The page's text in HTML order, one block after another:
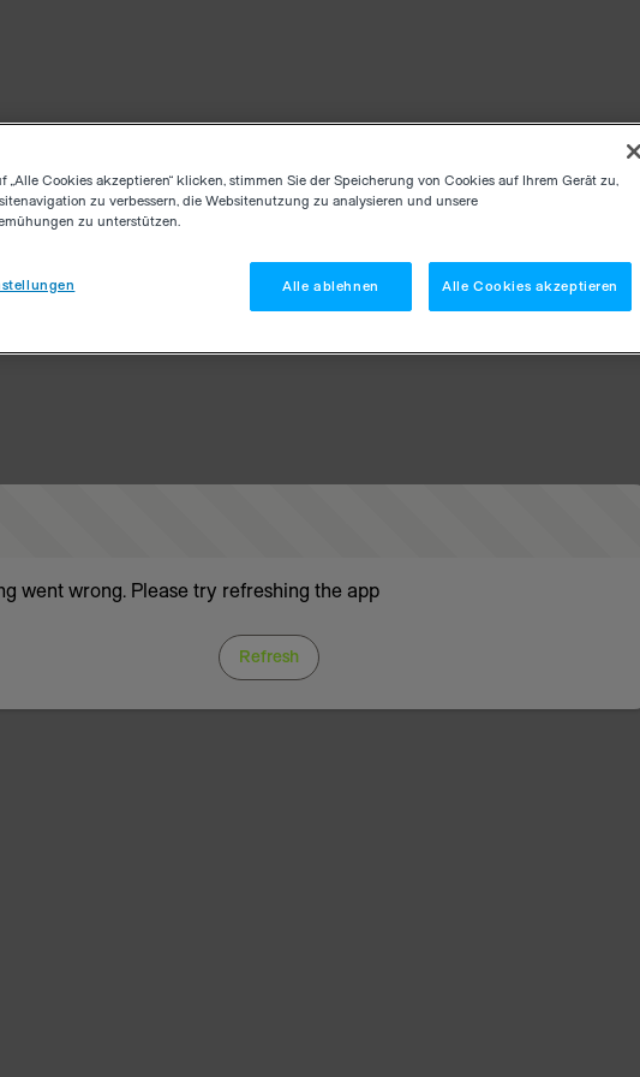
went wrong. Please try refreshing the app
Refresh
„Alle Cookies akzeptieren“ klicken, stimmen Sie der Speicherung von Cookies auf Ihrem Gerät zu,
zu verbessern, die Websitenutzung zu analysieren und unsere
zu unterstützen.
Alle ablehnen Alle Cookies akzeptieren